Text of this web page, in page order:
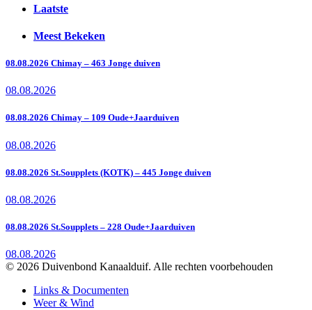
Laatste
Meest Bekeken
08.08.2026 Chimay – 463 Jonge duiven
08.08.2026
08.08.2026 Chimay – 109 Oude+Jaarduiven
08.08.2026
08.08.2026 St.Soupplets (KOTK) – 445 Jonge duiven
08.08.2026
08.08.2026 St.Soupplets – 228 Oude+Jaarduiven
08.08.2026
© 2026 Duivenbond Kanaalduif. Alle rechten voorbehouden
Links & Documenten
Weer & Wind